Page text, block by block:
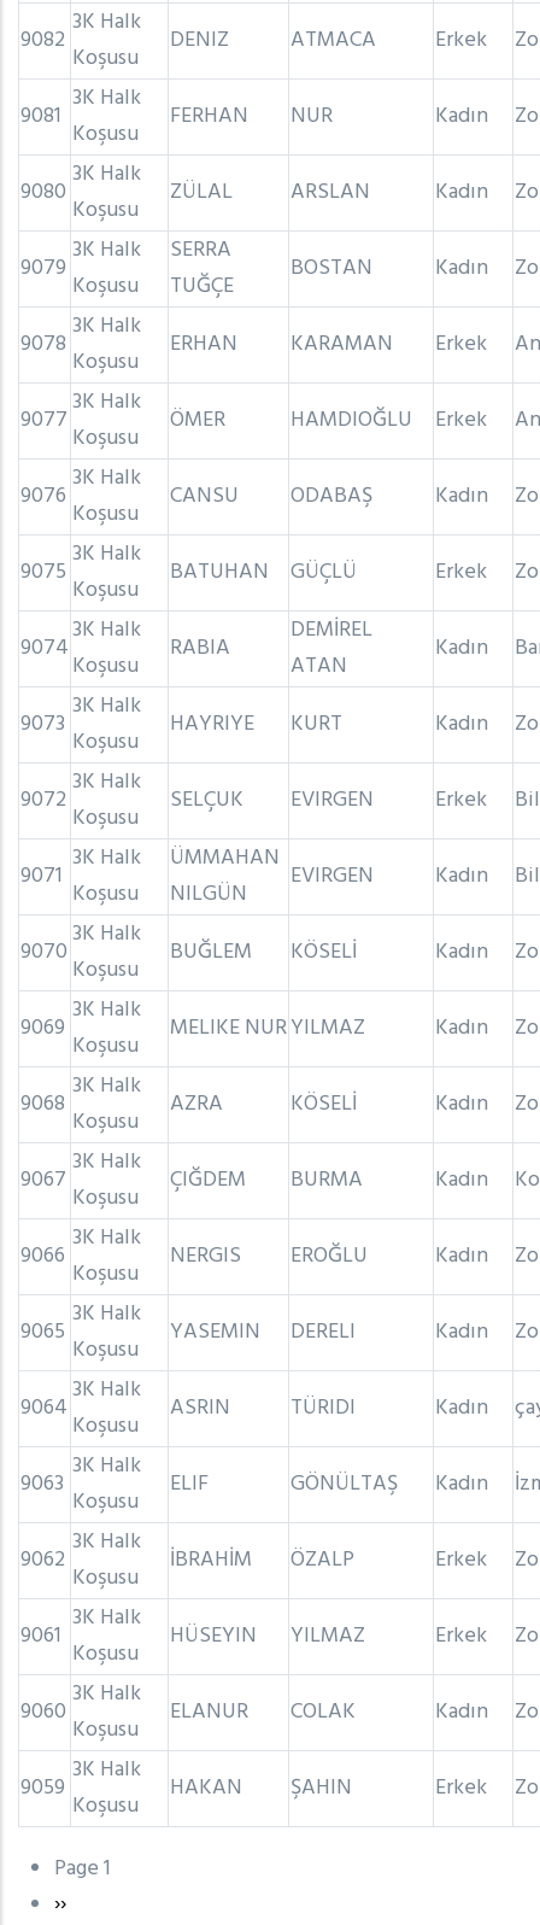
9082
3K Halk
Koşusu
DENIZ ATMACA Erkek
9081
3K Halk
Koşusu
FERHAN NUR Kadın
9080
3K Halk
Koşusu
ZÜLAL ARSLAN Kadın
9079
3K Halk
Koşusu
SERRA
TUĞÇE
BOSTAN Kadın
9078
3K Halk
Koşusu
ERHAN KARAMAN Erkek
9077
3K Halk
Koşusu
ÖMER HAMDIOĞLU Erkek
9076
3K Halk
Koşusu
CANSU ODABAŞ Kadın
9075
3K Halk
Koşusu
BATUHAN GÜÇLÜ Erkek
9074
3K Halk
Koşusu
RABIA
DEMİREL
ATAN
Kadın
9073
3K Halk
Koşusu
HAYRIYE KURT Kadın
9072
3K Halk
Koşusu
SELÇUK EVIRGEN Erkek
9071
3K Halk
Koşusu
ÜMMAHAN
NILGÜN
EVIRGEN Kadın
9070
3K Halk
Koşusu
BUĞLEM KÖSELİ Kadın
9069
3K Halk
Koşusu
MELIKE NURYILMAZ Kadın
9068
3K Halk
Koşusu
AZRA KÖSELİ Kadın
9067
3K Halk
Koşusu
ÇIĞDEM BURMA Kadın
9066
3K Halk
Koşusu
NERGIS EROĞLU Kadın
9065
3K Halk
Koşusu
YASEMIN DERELI Kadın
9064
3K Halk
Koşusu
ASRIN TÜRIDI Kadın
9063
3K Halk
Koşusu
ELIF GÖNÜLTAŞ Kadın
9062
3K Halk
Koşusu
İBRAHİM ÖZALP Erkek
9061
3K Halk
Koşusu
HÜSEYIN YILMAZ Erkek
9060
3K Halk
Koşusu
ELANUR COLAK Kadın
9059
3K Halk
Koşusu
HAKAN ŞAHIN Erkek
Sayfalama
Page 1
Sonraki
››